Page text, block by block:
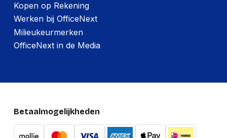
Type batterij
Draadloos opladen
Batterijtechnologie
Oplaadduur batterij
0.5 h
accu/batterij
Kopen op Rekening
Werken bij OfficeNext
Milieukeurmerken
OfficeNext in de Media
Betaalmogelijkheden